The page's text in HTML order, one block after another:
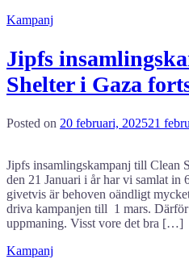
Kampanj
Jipfs
Shelter i Gaza
Posted on 20 februari, 202521
Jipfs insamlingskampanj till Clean
den 21 Januari i år har vi samlat in
givetvis är behoven oändligt
driva kampanjen till 1 mars.
uppmaning. Visst vore det bra […]
Kampanj